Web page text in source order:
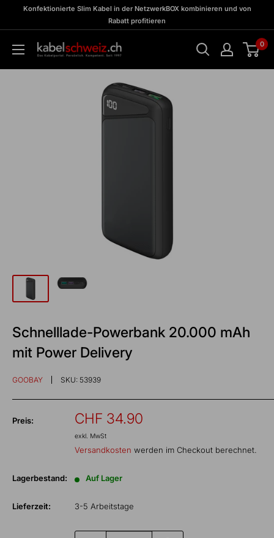
zu
BOX
Konfektionierte Slim Kabel in der NetzwerkBOX kombinieren und von
Rabatt profitieren
kabelschweiz 0
Schnelllade-Powerbank 20.000 mAh
mit Power Delivery
GOOBAY SKU: 53939
Preis: Sonderpreis
CHF 34.90
exkl. MwSt
Versandkosten werden im Checkout berechnet.
Lagerbestand: Auf Lager
Lieferzeit: 3-5 Arbeitstage